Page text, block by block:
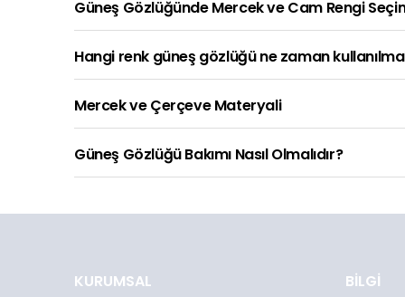
Güneş Gözlüğünde Mercek ve Cam Rengi
Hangi renk güneş gözlüğü ne zaman
Mercek ve Çerçeve Materyali
Güneş Gözlüğü Bakımı Nasıl Olmalıdır?
KURUMSAL BİLGİ